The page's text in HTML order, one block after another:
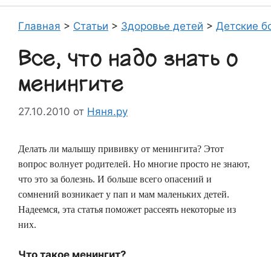
Главная > Статьи > Здоровье детей > Детские
Все, что надо знать о
менингите
27.10.2010 от Няня.ру
Делать ли малышу прививку от менингита? Этот
вопрос волнует родителей. Но многие просто не знают,
что это за болезнь. И больше всего опасений и
сомнений возникает у пап и мам маленьких детей.
Надеемся, эта статья поможет рассеять некоторые из
них.
Что такое менингит?